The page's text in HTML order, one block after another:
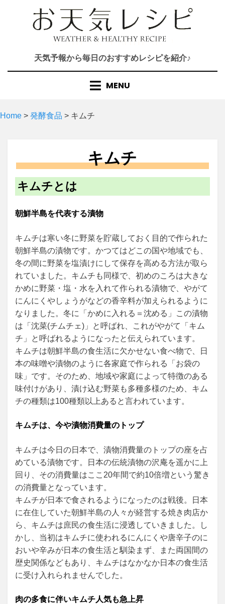
天気予報から毎日のおすすめレシピを紹介♪
MENU
Home > 発酵食品 > キムチ
キムチ
キムチとは
朝鮮半島を代表する漬物
キムチは寒い冬に野菜を貯蔵しておく目的で作られた
朝鮮半島の漬物です。かつてはどこの国や地域でも、
冬の間に野菜を塩漬けにして保存を高める方法が取ら
れていました。キムチも同様で、初めのころは大きな
かめに野菜・塩・水を入れて作られる漬物で、やがて
にんにくやしょうがなどの香辛料が加えられるように
なりました。冬に「かめに入れる＝沈める」この漬物
は「沈菜(チムチェ)」と呼ばれ、これがやがて「キム
チ」と呼ばれるようになったと伝えられています。
キムチは朝鮮半島の食生活に欠かせない食べ物で、日
本の味噌や漬物のように各家庭で作られる「お袋の
味」です。そのため、地域や家庭によって特徴のある
味付けがあり、漬け込む野菜も多種多様のため、キム
チの種類は100種類以上あると言われています。
キムチは、今や漬物消費量のトップ
キムチは今日の日本で、漬物消費量のトップの座を占
めている漬物です。日本の伝統漬物の沢庵を遥かに上
回り、その消費量はここ20年間で約10倍増という驚き
の消費量となっています。
キムチが日本で食されるようになったのは戦後。日本
に在住していた朝鮮半島の人々が経営する焼き肉店か
ら、キムチは庶民の食生活に浸透していきました。し
かし、当初はキムチに使われるにんにくや唐辛子のに
おいや辛みが日本の食生活と馴染まず、また両国間の
歴史関係などもあり、キムチはなかなか日本の食生活
に受け入れられませんでした。
肉の多食に伴いキムチ人気も急上昇